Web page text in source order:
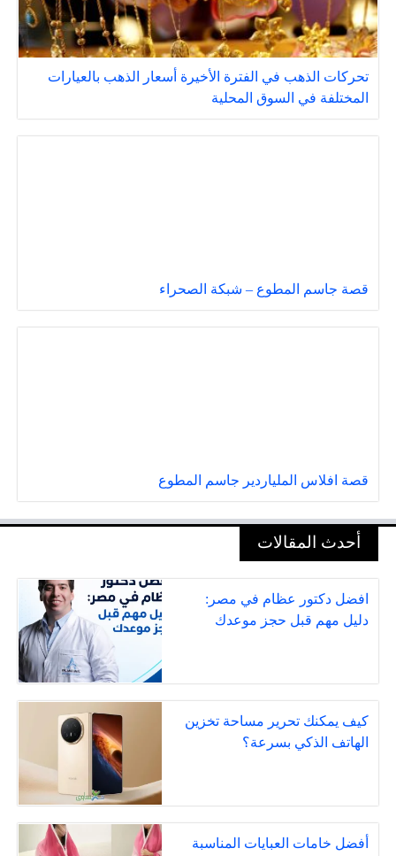
تحركات الذهب في الفترة الأخيرة أسعار الذهب بالعيارات
المختلفة في السوق المحلية
قصة جاسم المطوع – شبكة الصحراء
قصة افلاس الملياردير جاسم المطوع
أحدث المقالات
افضل دكتور عظام في مصر:
دليل مهم قبل حجز موعدك
كيف يمكنك تحرير مساحة تخزين
الهاتف الذكي بسرعة؟
أفضل خامات العبايات المناسبة